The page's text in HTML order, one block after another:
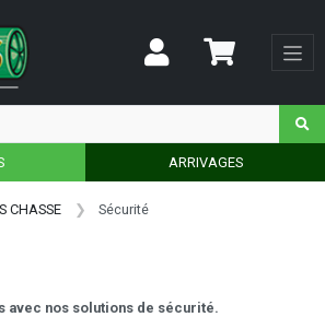
ARRIVAGES
CHASSE Sécurité
avec nos solutions de sécurité.